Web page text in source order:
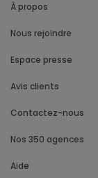
À propos
Nous rejoindre
Espace presse
Avis clients
Contactez-nous
Nos 350 agences
Aide